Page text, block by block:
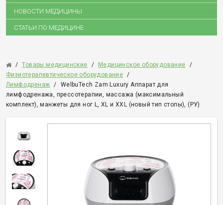
НОВОСТИ МЕДИЦИНЫ
СТАТЬИ ПО МЕДИЦИНЕ
/ Товары медицинские / Медицинское оборудование
/
Физиотерапевтическое оборудование /
Лимфодренаж
/
WelbuTech Zam Luxury Аппарат для
лимфодренажа, прессотерапии, массажа (максимальный
комплект), манжеты для ног L, XL и XXL (новый тип стопы), (РУ)